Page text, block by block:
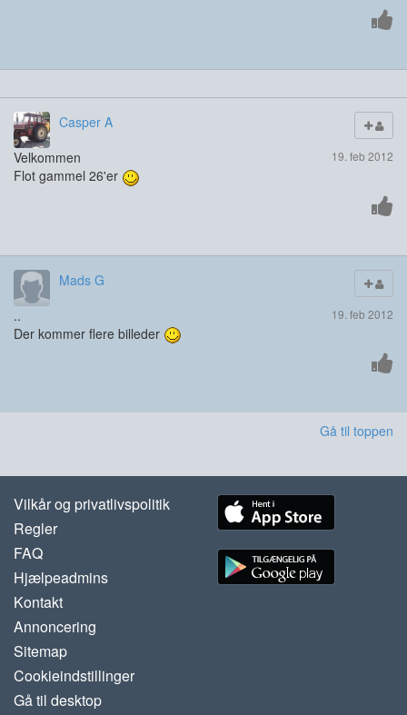
Casper A
19. feb 2012
Velkommen
Flot gammel 26'er
Mads G
19. feb 2012
..
Der kommer flere billeder
Gå til toppen
Vilkår og privatlivspolitik
Regler
FAQ
Hjælpeadmins
Kontakt
Annoncering
Sitemap
Cookieindstillinger
Gå til desktop